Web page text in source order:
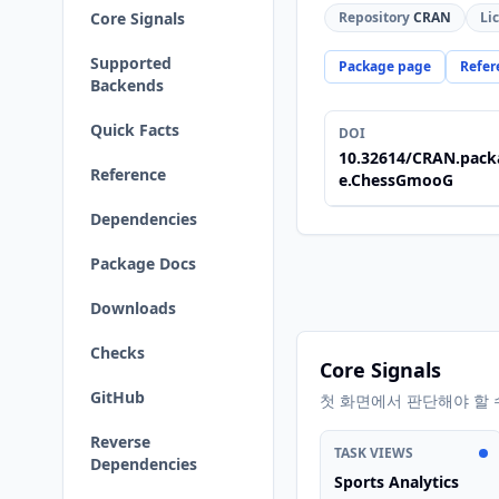
Core Signals
Supported
Backends
Quick Facts
Reference
Dependencies
Package Docs
Downloads
Checks
GitHub
Reverse
Dependencies
RepositoryCRAN
Package page
DOI
10.32614/
e.ChessGmooG
Core Signals
첫 화면에서 판단해야 할
TASK VIEWS
Sports Analytics